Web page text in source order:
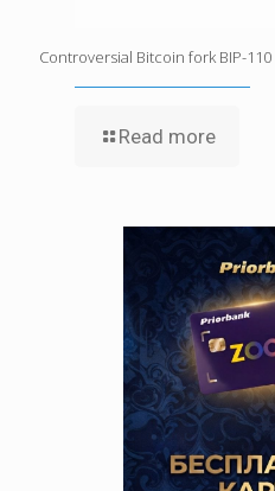
Controversial Bitcoin fork BIP-
Read more